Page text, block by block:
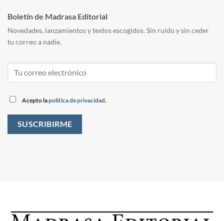
Boletín de Madrasa Editorial
Novedades, lanzamientos y textos escogidos. Sin ruido y sin ceder
tu correo a nadie.
Acepto lapolítica de privacidad.